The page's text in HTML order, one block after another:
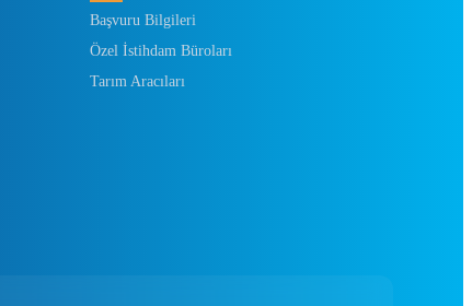
Başvuru Bilgileri
Özel İstihdam Büroları
Tarım Aracıları